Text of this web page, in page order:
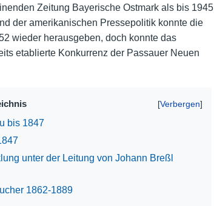
Zeitung Bayerische Ostmark als bis 1945
der amerikanischen Pressepolitik konnte die
wieder herausgeben, doch konnte das
etablierte Konkurrenz der Passauer Neuen
bis 1847
unter der Leitung von Johann Breßl
1862-1889